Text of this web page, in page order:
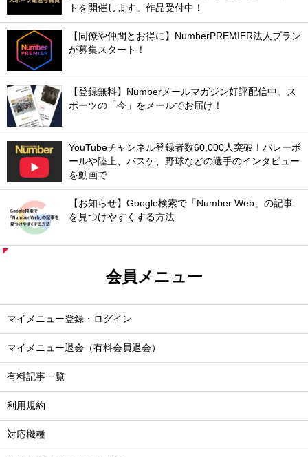
トを開催します。作品受付中！
【同僚や仲間とお得に】NumberPREMIER法人プラン
が募集スタート！
【登録無料】Numberメールマガジン好評配信中。ス
ポーツの「今」をメールでお届け！
YouTubeチャンネル登録者数60,000人突破！バレーボ
ールや陸上、バスケ、野球などの選手のインタビュー
を動画で
【お知らせ】Google検索で「Number Web」の記事
を見つけやすくする方法
会員メニュー
マイメニュー登録・ログイン
マイメニュー退会（有料会員退会）
有料記事一覧
利用規約
対応機種